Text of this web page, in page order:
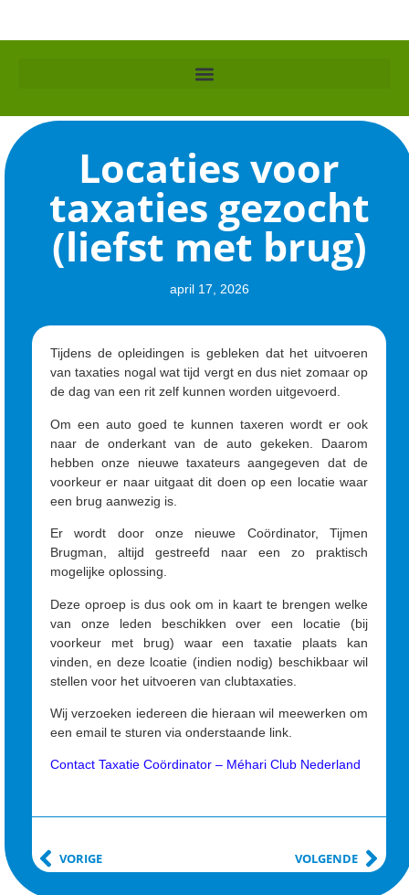
Locaties voor
taxaties gezocht
(liefst met brug)
april 17, 2026
Tijdens de opleidingen is gebleken dat het uitvoeren
van taxaties nogal wat tijd vergt en dus niet zomaar op
de dag van een rit zelf kunnen worden uitgevoerd.
Om een auto goed te kunnen taxeren wordt er ook
naar de onderkant van de auto gekeken. Daarom
hebben onze nieuwe taxateurs aangegeven dat de
voorkeur er naar uitgaat dit doen op een locatie waar
een brug aanwezig is.
Er wordt door onze nieuwe Coördinator, Tijmen
Brugman, altijd gestreefd naar een zo praktisch
mogelijke oplossing.
Deze oproep is dus ook om in kaart te brengen welke
van onze leden beschikken over een locatie (bij
voorkeur met brug) waar een taxatie plaats kan
vinden, en deze lcoatie (indien nodig) beschikbaar wil
stellen voor het uitvoeren van clubtaxaties.
Wij verzoeken iedereen die hieraan wil meewerken om
een email te sturen via onderstaande link.
Contact Taxatie Coördinator – Méhari Club Nederland
VORIGE VOLGENDE